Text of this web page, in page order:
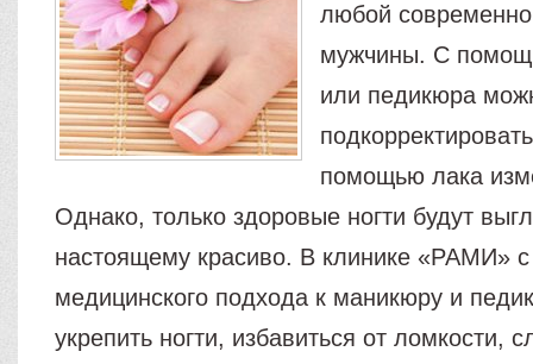
любой
мужчины. С
или педикюра
помощью лака
Однако, только здоровые ногти будут
настоящему красиво. В клинике «РАМИ»
медицинского подхода к маникюру и
укрепить ногти, избавиться от ломкости,